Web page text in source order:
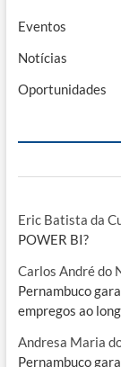
Eventos
Notícias
Oportunidades
Eric Batista da
POWER BI?
Carlos André do
Pernambuco
empregos ao
Andresa Maria
Pernambuco